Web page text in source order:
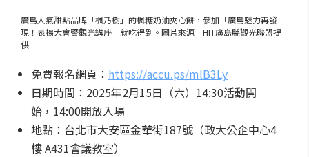
廣島人氣甜點品牌「楓乃樹」的楓糖奶油夾心餅，參加「廣島魅力再發
現！表揚大會暨觀光講座」就吃得到。圖片來源｜HIT廣島縣觀光聯盟提
供
免費報名網頁： https://accu.ps/mlB3Ly
日期時間：2025年2月15日（六）14:30活動開
始，14:00開放入場
地點：台北市大安區金華街187號（政大公企中心4
樓 A431會議教室）